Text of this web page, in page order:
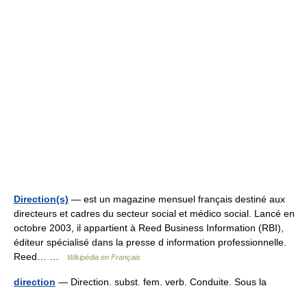
Direction(s) — est un magazine mensuel français destiné aux
directeurs et cadres du secteur social et médico social. Lancé en
octobre 2003, il appartient à Reed Business Information (RBI),
éditeur spécialisé dans la presse d information professionnelle.
Reed… …
Wikipédia en Français
direction — Direction. subst. fem. verb. Conduite. Sous la